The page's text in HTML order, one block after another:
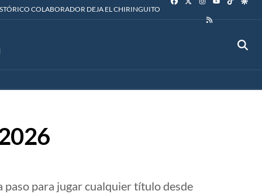
COLABORADOR DEJA EL CHIRINGUITO
paso para jugar cualquier título desde